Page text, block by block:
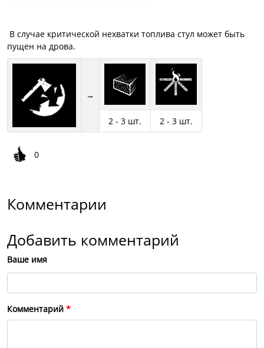
В случае критической нехватки топлива стул может быть
пущен на дрова.
→
2 - 3 шт. 2 - 3 шт.
0
Комментарии
Добавить комментарий
Ваше имя
Комментарий